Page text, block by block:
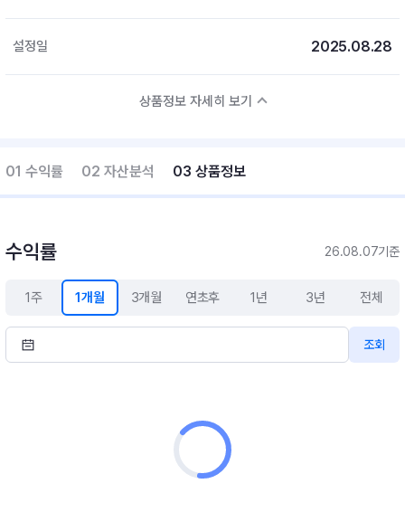
설정일 2025.08.28
상품정보 자세히 보기
01 수익률 02 자산분석 03 상품정보
수익률 26.08.07기준
1주 1개월 3개월 연초후 1년 3년 전체
조회